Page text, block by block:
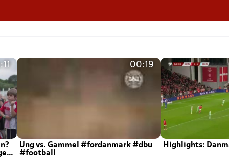
00:19
Ung vs. Gammel #fordanmark #dbu
#football
Highlights: